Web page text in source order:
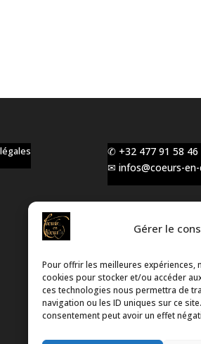
Gérer le
Pour offrir les meilleures
cookies pour stocker et/ou accéder
ces technologies nous permettra de
navigation ou les ID uniques sur ce
consentement peut avoir un effet
✆ +32 477 91 58
✉ infos@coeurs-
Toute proposition
téléphone ou par